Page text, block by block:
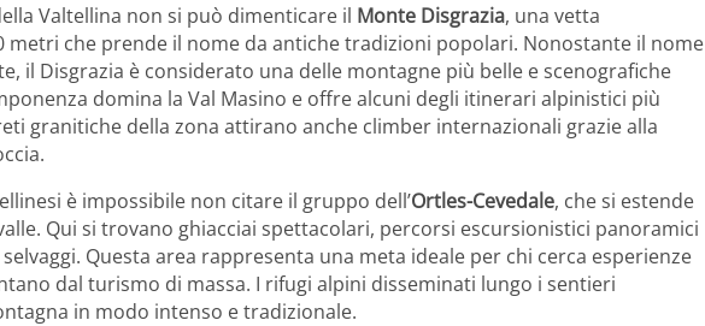
Valtellina non si può dimenticare il Monte Disgrazia, una vetta
metri che prende il nome da antiche tradizioni popolari. Nonostante il nome
il Disgrazia è considerato una delle montagne più belle e scenografiche
domina la Val Masino e offre alcuni degli itinerari alpinistici più
granitiche della zona attirano anche climber internazionali grazie alla
è impossibile non citare il gruppo dell’Ortles-Cevedale, che si estende
Qui si trovano ghiacciai spettacolari, percorsi escursionistici panoramici
Questa area rappresenta una meta ideale per chi cerca esperienze
dal turismo di massa. I rifugi alpini disseminati lungo i sentieri
in modo intenso e tradizionale.